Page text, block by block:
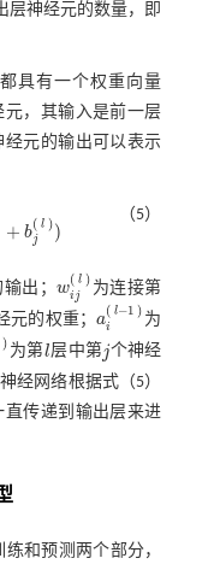
层神经元的数量，即
具有一个权重向量
，其输入是前一层
元的输出可以表示
+ b
( l )
j )
+b j( l )
（5）
出； w
( l )
i j
wij( l )为连接第
元的权重；a
( l−1 )
i
ai( ) 为
)
l )为第l
l层中第j
j 个神经
经网络根据式（5）
传递到输出层来进
和预测两个部分，